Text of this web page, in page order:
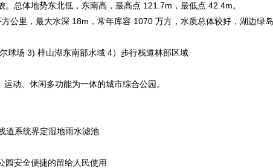
。总体地势东北低，东南高，最高点 121.7m，最低点 42.4m。
公里，最大水深 18m，常年库容 1070 万方，水质总体较好，湖边绿岛
球场 3) 梓山湖东南部水域 4）步行栈道林部区域
动、休闲多功能为一体的城市综合公园。
道系统界定湿地雨水滤池
园安全便捷的留给人民使用